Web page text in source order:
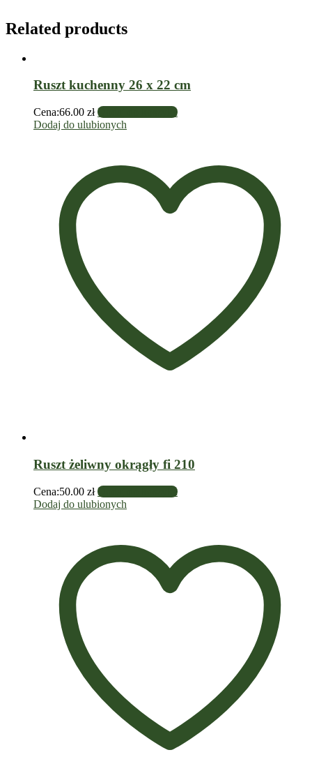
Related products
Ruszt kuchenny 26 x 22 cm
Cena:66.00 zł Dodaj do koszyka
Dodaj do ulubionych
Ruszt żeliwny okrągły fi 210
Cena:50.00 zł Dodaj do koszyka
Dodaj do ulubionych